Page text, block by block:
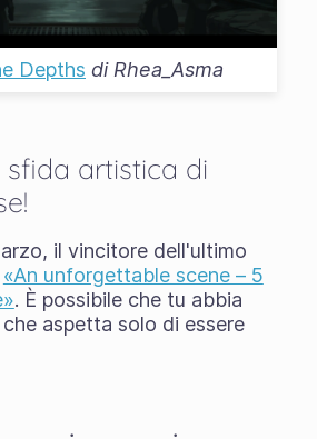
Depths di Rhea_Asma
sfida artistica di
il vincitore dell'ultimo
«An unforgettable scene – 5
. È possibile che tu abbia
aspetta solo di essere